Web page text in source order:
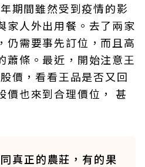
期間雖然受到疫情的影
家人外出用餐。去了兩家
仍需要事先訂位，而且高
蕭條。最近，開始注意王
價，看看王品是否又回
價也來到合理價位， 甚
真正的農莊，有的果